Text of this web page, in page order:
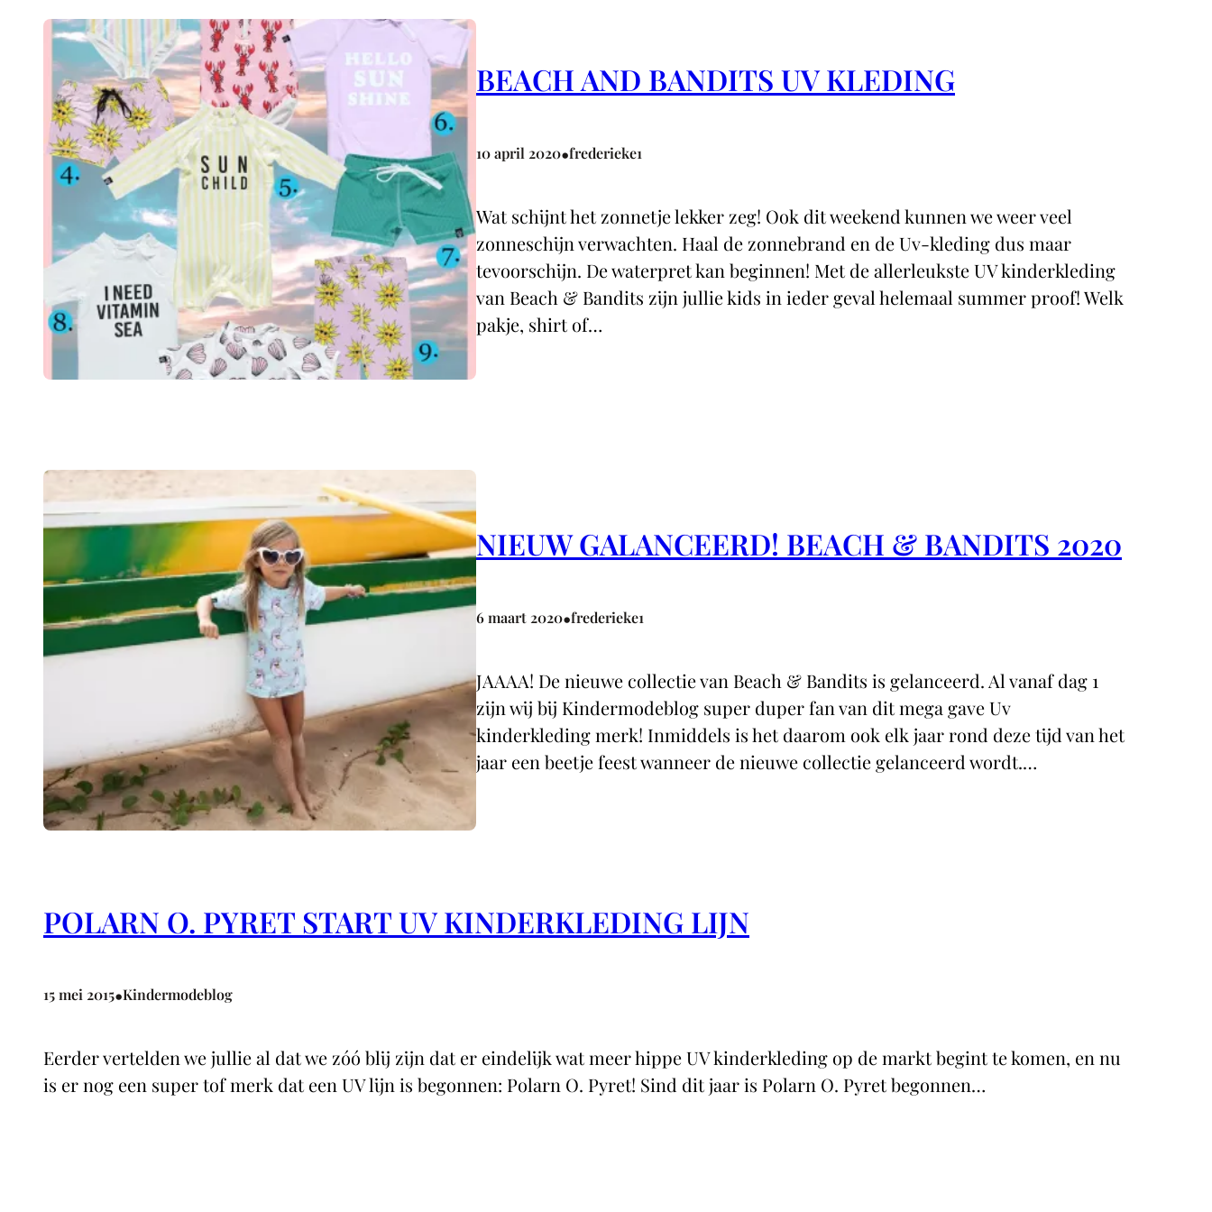
BEACH AND BANDITS UV KLEDING
10 april 2020•frederieke1
Wat schijnt het zonnetje lekker zeg! Ook dit weekend kunnen we weer veel
zonneschijn verwachten. Haal de zonnebrand en de Uv-kleding dus maar
tevoorschijn. De waterpret kan beginnen! Met de allerleukste UV kinderkleding
van Beach & Bandits zijn jullie kids in ieder geval helemaal summer proof! Welk
pakje, shirt of…
NIEUW GALANCEERD! BEACH & BANDITS 2020
6 maart 2020•frederieke1
JAAAA! De nieuwe collectie van Beach & Bandits is gelanceerd. Al vanaf dag 1
zijn wij bij Kindermodeblog super duper fan van dit mega gave Uv
kinderkleding merk! Inmiddels is het daarom ook elk jaar rond deze tijd van het
jaar een beetje feest wanneer de nieuwe collectie gelanceerd wordt.…
POLARN O. PYRET START UV KINDERKLEDING LIJN
15 mei 2015•Kindermodeblog
Eerder vertelden we jullie al dat we zóó blij zijn dat er eindelijk wat meer hippe UV kinderkleding op de markt begint te komen, en nu
is er nog een super tof merk dat een UV lijn is begonnen: Polarn O. Pyret! Sind dit jaar is Polarn O. Pyret begonnen…